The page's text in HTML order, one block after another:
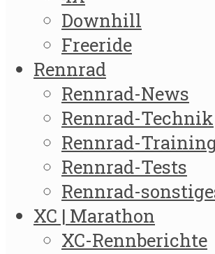
Downhill
Freeride
Rennrad
Rennrad-News
Rennrad-Technik
Rennrad-
Rennrad-Tests
Rennrad-
XC | Marathon
XC-Rennberichte